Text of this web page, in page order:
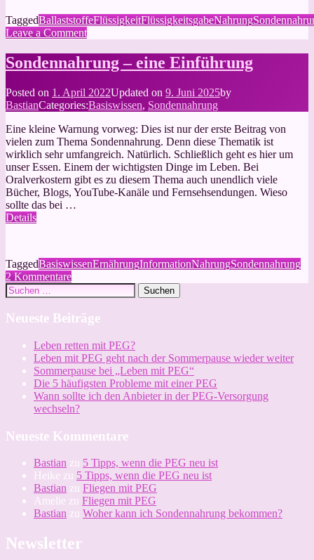
TaggedBallaststoffeFlüssigkeitFlüssigkeitsgabeNahrung
Leave a Commenton
und
harter
bei
PEG
Sondennahrung – eine Einführung
Posted on 1. April 2022Updated on 9. Juni 2025by
BastianCategories:Basiswissen, Sondennahrung
Eine kleine Warnung vorweg: Dies ist nur der erste Beitrag von
vielen zum Thema Sondennahrung. Denn diese Thematik ist
wirklich sehr umfangreich. Natürlich. Schließlich geht es hier um
unser Essen. Einem der wichtigsten Dinge im Leben. Bei
Oralverkostern gibt es zu diesem Thema auch unendlich viele
Bücher, Blogs, YouTube-Kanäle und Fernsehsendungen. Wieso
sollte das bei …
Details
TaggedBasiswissenErnährungInformationNahrungSondennahrung
2 Kommentarezu
Sondennahrung
–
eine
Einführung
Suchen
nach:
Neueste Beiträge
Leben retten mit PEG?
Leben mit PEG geht nach der Sommerpause wieder weiter
Sommerpause bei „Leben mit PEG“
Die 5 häufigsten Probleme mit einer PEG
Wann sollte ich den Anbieter in der PEG-Versorgung
wechseln?
Neueste Kommentare
Bastian zu 5 Tipps, wenn die PEG neu ist
Heike zu 5 Tipps, wenn die PEG neu ist
Bastian zu Fliegen mit PEG
Amelie zu Fliegen mit PEG
Bastian zu Woher kann ich Sondennahrung bekommen?
Newsletter